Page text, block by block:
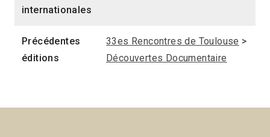
internationales
Précédentes
éditions
33es Rencontres de Toulouse >
Découvertes Documentaire